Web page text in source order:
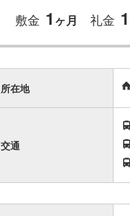
敷金 1 ヶ月 礼金 1
所在地
交通